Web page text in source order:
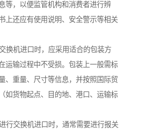
等，以便监管机构和消费者进行辨
上还应有使用说明、安全警示等相关
换机进口时，应采用适合的包装方
运输过程中不受损。包装上一般需标
、重量、尺寸等信息，并按照国际贸
如货物起点、目的地、港口、运输标
行交换机进口时，通常需要进行报关